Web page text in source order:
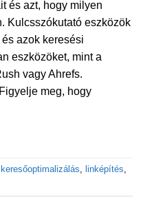
és azt, hogy milyen
Kulcsszókutató eszközök
azok keresési
eszközöket, mint a
vagy Ahrefs.
meg, hogy
keresőoptimalizálás linképítés